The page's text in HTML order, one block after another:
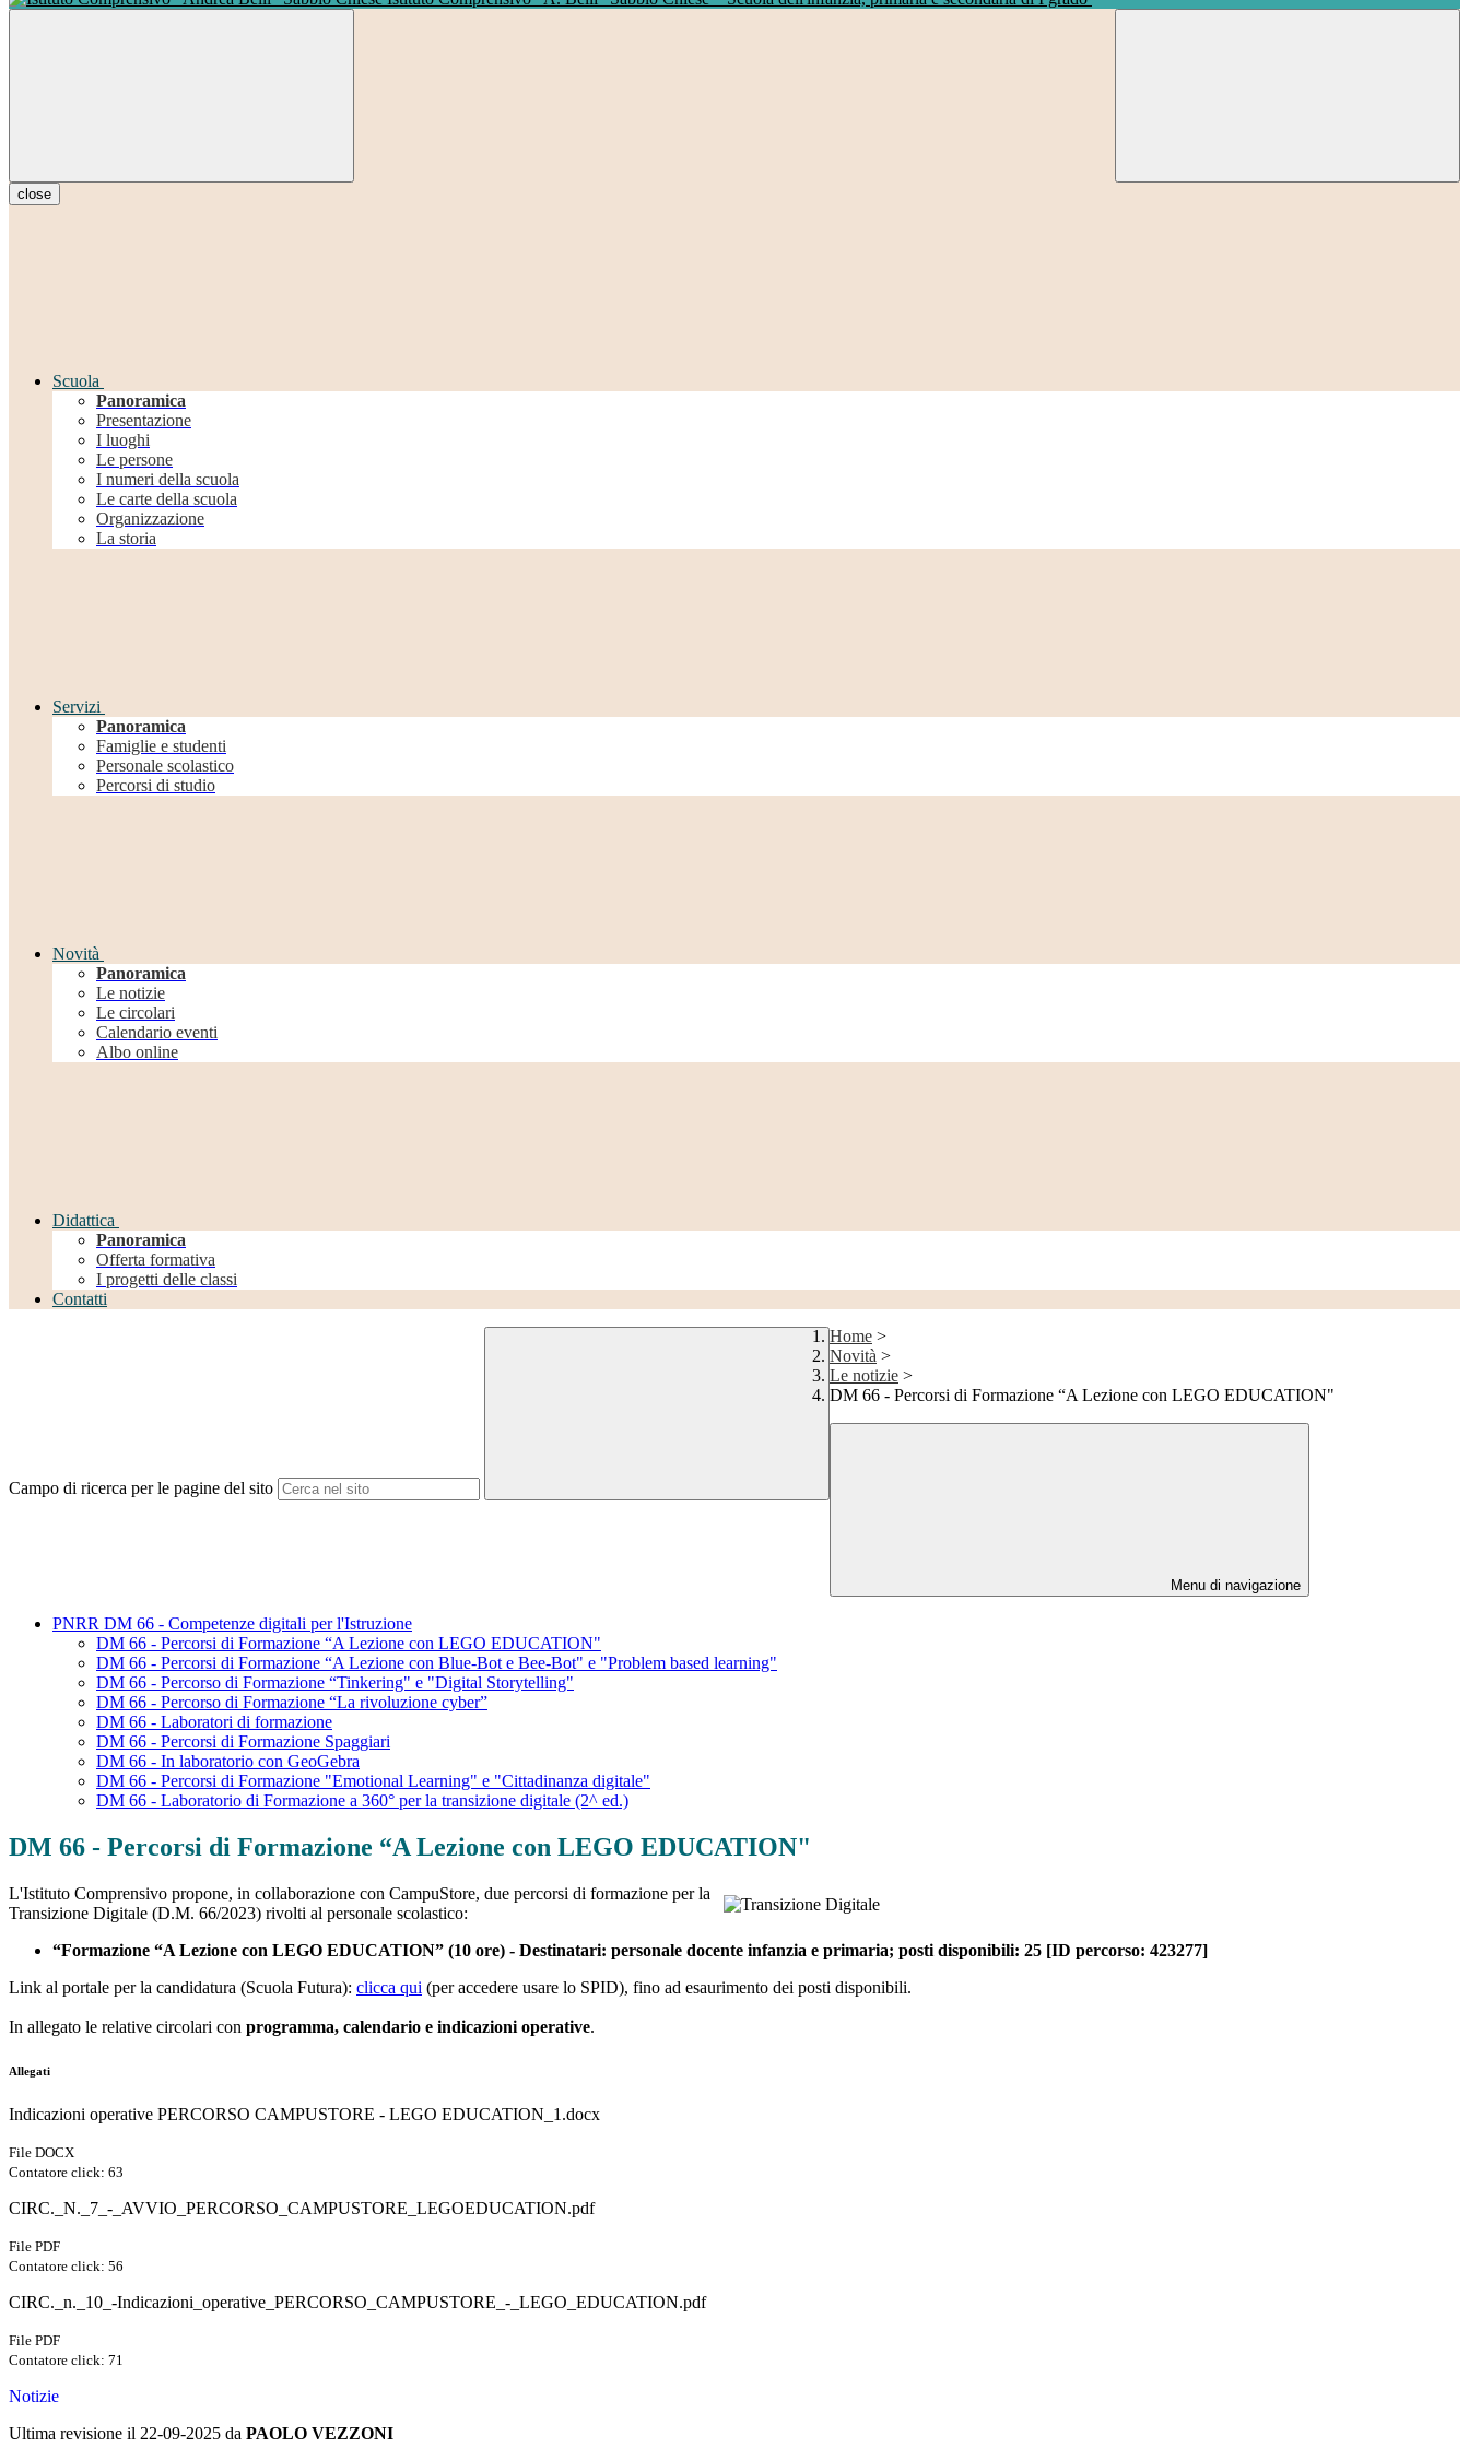
close
Scuola
Panoramica
Presentazione
I luoghi
Le persone
I numeri della scuola
Le carte della scuola
Organizzazione
La storia
Servizi
Panoramica
Famiglie e studenti
Personale scolastico
Percorsi di studio
Novità
Panoramica
Le notizie
Le circolari
Calendario eventi
Albo online
Didattica
Panoramica
Offerta formativa
I progetti delle classi
Contatti
Campo di ricerca per le pagine del sito
Home >
Novità >
Le notizie >
DM 66 - Percorsi di Formazione “A Lezione con LEGO EDUCATION"
Menu di navigazione
PNRR DM 66 - Competenze digitali per l'Istruzione
DM 66 - Percorsi di Formazione “A Lezione con LEGO EDUCATION"
DM 66 - Percorsi di Formazione “A Lezione con Blue-Bot e Bee-Bot" e "Problem based learning"
DM 66 - Percorso di Formazione “Tinkering" e "Digital Storytelling"
DM 66 - Percorso di Formazione “La rivoluzione cyber”
DM 66 - Laboratori di formazione
DM 66 - Percorsi di Formazione Spaggiari
DM 66 - In laboratorio con GeoGebra
DM 66 - Percorsi di Formazione "Emotional Learning" e "Cittadinanza digitale"
DM 66 - Laboratorio di Formazione a 360° per la transizione digitale (2^ ed.)
DM 66 - Percorsi di Formazione “A Lezione con LEGO EDUCATION"
L'Istituto Comprensivo propone, in collaborazione con CampuStore, due percorsi di formazione per la
Transizione Digitale (D.M. 66/2023) rivolti al personale scolastico:
“Formazione “A Lezione con LEGO EDUCATION” (10 ore) - Destinatari: personale docente infanzia e primaria; posti disponibili: 25 [ID percorso: 423277]
Link al portale per la candidatura (Scuola Futura): clicca qui (per accedere usare lo SPID), fino ad esaurimento dei posti disponibili.
In allegato le relative circolari con programma, calendario e indicazioni operative.
Allegati
Indicazioni operative PERCORSO CAMPUSTORE - LEGO EDUCATION_1.docx
File DOCX
Contatore click: 63
CIRC._N._7_-_AVVIO_PERCORSO_CAMPUSTORE_LEGOEDUCATION.pdf
File PDF
Contatore click: 56
CIRC._n._10_-Indicazioni_operative_PERCORSO_CAMPUSTORE_-_LEGO_EDUCATION.pdf
File PDF
Contatore click: 71
Notizie
Ultima revisione il 22-09-2025 da PAOLO VEZZONI